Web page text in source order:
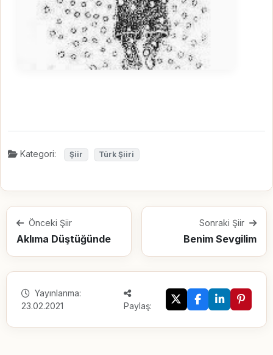
Kategori: Şiir Türk Şiiri
Önceki Şiir
Aklıma Düştüğünde
Sonraki Şiir
Benim Sevgilim
Yayınlanma:
23.02.2021
Paylaş: